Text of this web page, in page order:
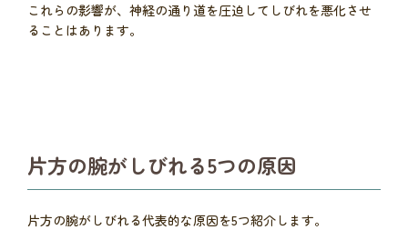
これらの影響が、神経の通り道を圧迫してしびれを悪化させ
ることはあります。
片方の腕がしびれる5つの原因
片方の腕がしびれる代表的な原因を5つ紹介します。